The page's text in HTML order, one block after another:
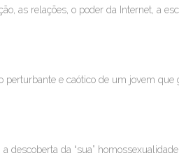
as relações, o poder da Internet, a
e caótico de um jovem que
descoberta da “sua”